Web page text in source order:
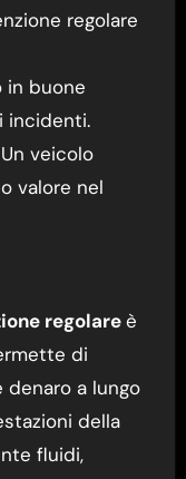
regolare
in buone
incidenti.
veicolo
valore nel
regolareè
di
denaro a lungo
della
fluidi,